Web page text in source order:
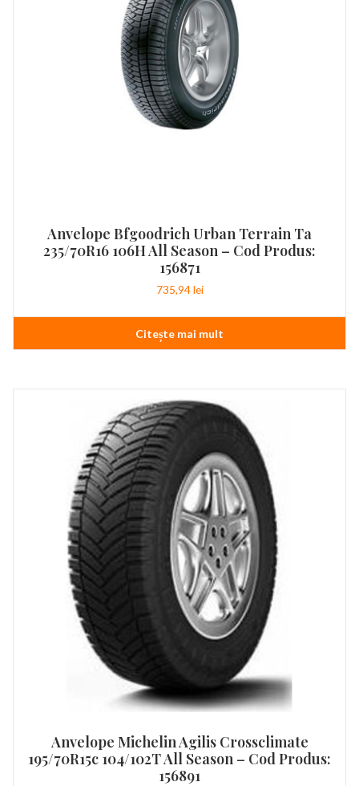
Anvelope Bfgoodrich Urban Terrain Ta
235/70R16 106H All Season – Cod Produs:
156871
735,94lei
Citește mai mult
Anvelope Michelin Agilis Crossclimate
195/70R15c 104/102T All Season – Cod Produs:
156891